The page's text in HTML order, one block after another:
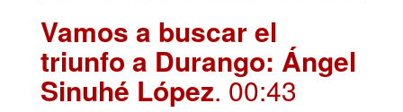
Vamos a buscar el
triunfo a Durango: Ángel
Sinuhé López. 00:43